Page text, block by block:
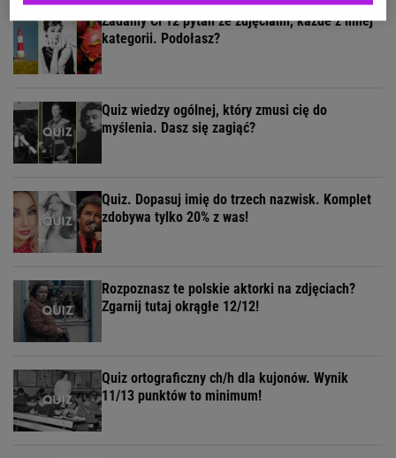
Zadamy Ci 12 pytań ze zdjęciami, każde z innej
kategorii. Podołasz?
Quiz wiedzy ogólnej, który zmusi cię do
myślenia. Dasz się zagiąć?
Quiz. Dopasuj imię do trzech nazwisk. Komplet
zdobywa tylko 20% z was!
Rozpoznasz te polskie aktorki na zdjęciach?
Zgarnij tutaj okrągłe 12/12!
Quiz ortograficzny ch/h dla kujonów. Wynik
11/13 punktów to minimum!